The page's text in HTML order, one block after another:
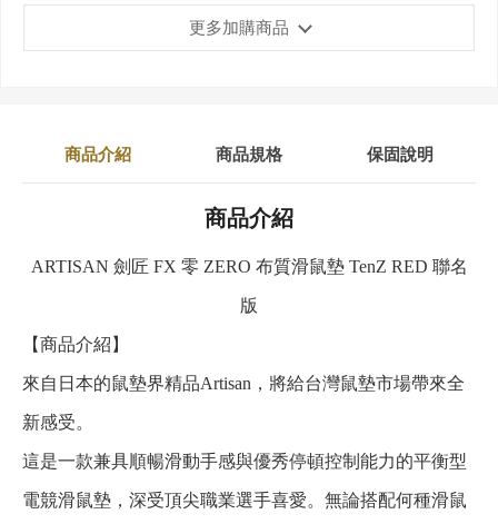
更多加購商品
商品介紹 商品規格 保固說明
商品介紹
ARTISAN 劍匠 FX 零 ZERO 布質滑鼠墊 TenZ RED 聯名
版
【商品介紹】
來自日本的鼠墊界精品Artisan，將給台灣鼠墊市場帶來全
新感受。
這是一款兼具順暢滑動手感與優秀停頓控制能力的平衡型
電競滑鼠墊，深受頂尖職業選手喜愛。無論搭配何種滑鼠